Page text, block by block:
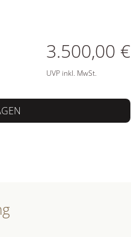
3.500,00 €
UVP inkl. MwSt.